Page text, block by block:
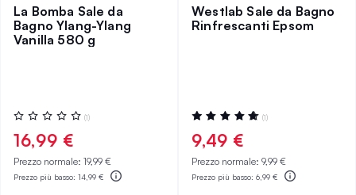
La Bomba Sale da
Bagno Ylang-Ylang
Vanilla 580 g
Valutazione:
0%
(1)
16,99 €
Prezzo normale: 19,99 €
Prezzo più basso: 14,99 €
Westlab Sale da Bagno
Rinfrescanti Epsom
Valutazione:
100%
(1)
9,49 €
Prezzo normale: 9,99 €
Prezzo più basso: 6,99 €